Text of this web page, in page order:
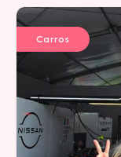
Carros